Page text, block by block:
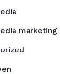
marketing